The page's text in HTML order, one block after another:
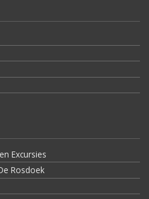
Excursies
Rosdoek